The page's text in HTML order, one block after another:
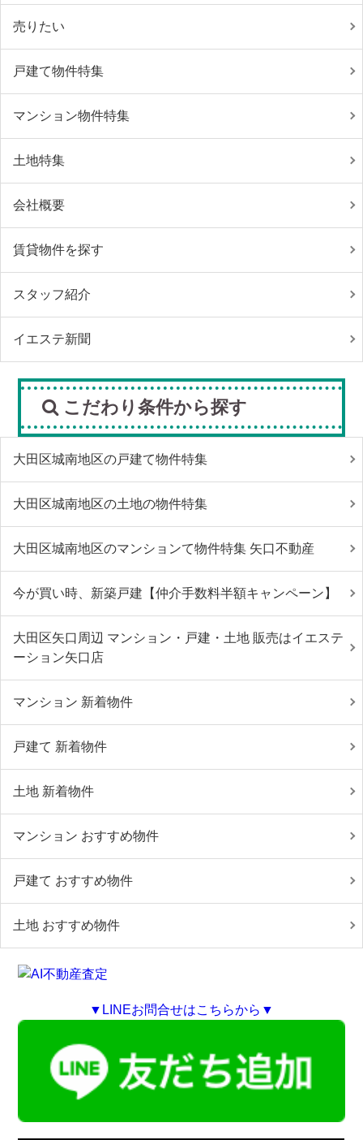
売りたい
戸建て物件特集
マンション物件特集
土地特集
会社概要
賃貸物件を探す
スタッフ紹介
イエステ新聞
こだわり条件から探す
大田区城南地区の戸建て物件特集
大田区城南地区の土地の物件特集
大田区城南地区のマンションて物件特集 矢口不動産
今が買い時、新築戸建【仲介手数料半額キャンペーン】
大田区矢口周辺 マンション・戸建・土地 販売はイエステ
ーション矢口店
マンション 新着物件
戸建て 新着物件
土地 新着物件
マンション おすすめ物件
戸建て おすすめ物件
土地 おすすめ物件
▼LINEお問合せはこちらから▼